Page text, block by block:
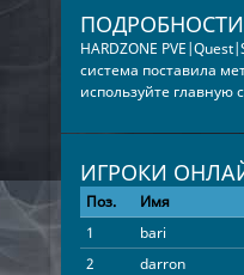
ПОДРОБНОСТИ
HARDZONE
система поставила
используйте главную
ИГРОКИ
Поз. Имя
1
bari
2
darron